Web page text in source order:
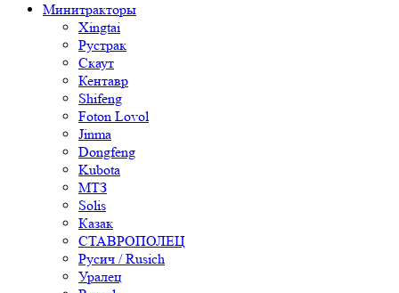
Минитракторы
Xingtai
Рустрак
Скаут
Кентавр
Shifeng
Foton Lovol
Jinma
Dongfeng
Kubota
МТЗ
Solis
Казак
СТАВРОПОЛЕЦ
Русич / Rusich
Уралец